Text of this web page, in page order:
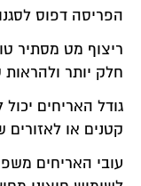
הפריסה דפוס
ריצוף מט מסתיר
חלק יותר
גודל האריחים
קטנים או לאזורים